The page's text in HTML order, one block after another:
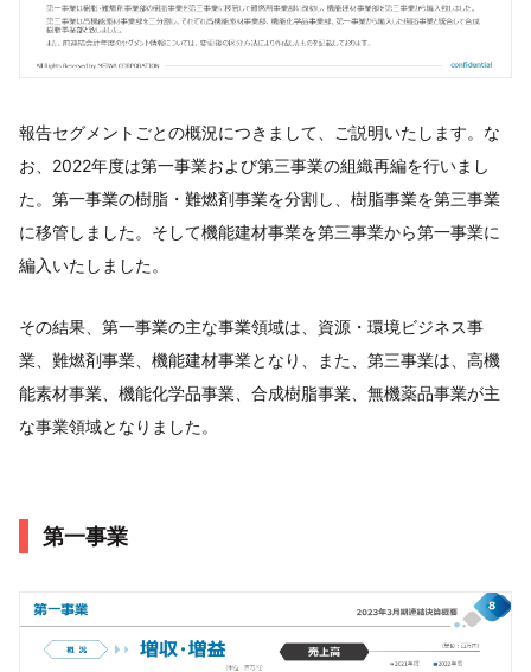
報告セグメントごとの概況につきまして、ご説明いたします。な
お、2022年度は第一事業および第三事業の組織再編を行いまし
た。第一事業の樹脂・難燃剤事業を分割し、樹脂事業を第三事業
に移管しました。そして機能建材事業を第三事業から第一事業に
編入いたしました。
その結果、第一事業の主な事業領域は、資源・環境ビジネス事
業、難燃剤事業、機能建材事業となり、また、第三事業は、高機
能素材事業、機能化学品事業、合成樹脂事業、無機薬品事業が主
な事業領域となりました。
第一事業